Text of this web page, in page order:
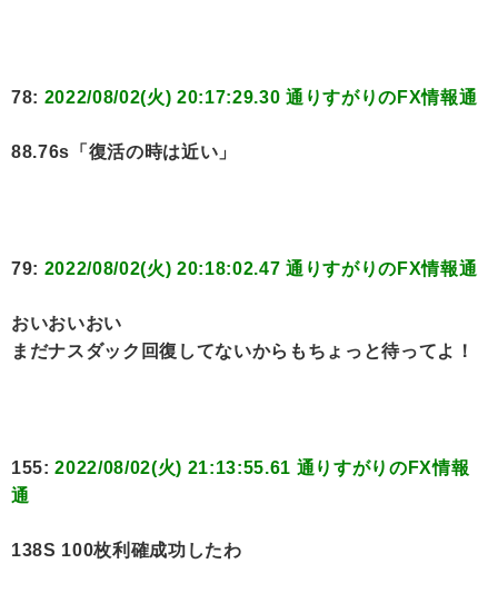
78: 2022/08/02(火) 20:17:29.30 通りすがりのFX情報通
88.76s「復活の時は近い」
79: 2022/08/02(火) 20:18:02.47 通りすがりのFX情報通
おいおいおい
まだナスダック回復してないからもちょっと待ってよ！
155:2022/08/02(火) 21:13:55.61 通りすがりのFX情報
通
138S 100枚利確成功したわ